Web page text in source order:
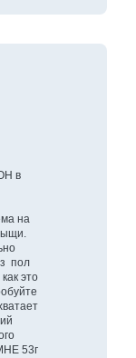
в
на
пол
это
53г